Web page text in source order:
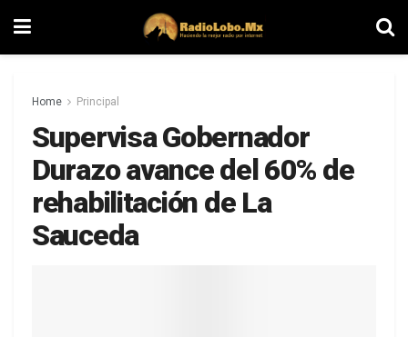
Home Principal
Supervisa Gobernador
Durazo avance del 60% de
rehabilitación de La
Sauceda